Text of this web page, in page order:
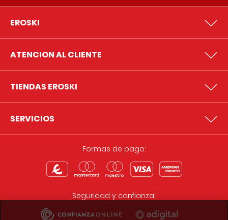
EROSKI
ATENCION AL CLIENTE
TIENDAS EROSKI
SERVICIOS
Formas de pago:
Seguridad y confianza: